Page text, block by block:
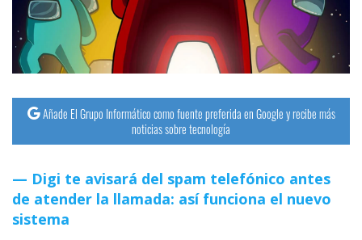
Operadores
Trucos
Tutoriales
Ciberseguridad
Añade El Grupo Informático como fuente preferida en Google y recibe más
noticias sobre tecnología
Digi te avisará del spam telefónico antes
de atender la llamada: así funciona el nuevo
sistema